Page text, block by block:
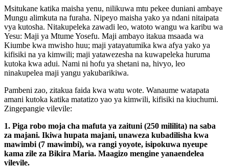
Msitukane katika maisha yenu, nilikuwa mtu pekee duniani ambaye
Mungu alimkuta na furaha. Nipeyo maisha yako ya ndani nitaipata
vya kutosha. Nitakupeleka zawadi leo, watoto wangu wa karibu wa
Yesu: Maji ya Mtume Yosefu. Maji ambayo itakua msaada wa
Kiumbe kwa mwisho huu; maji yatayatumika kwa afya yako ya
kifisiki na ya kimwili; maji yatawezesha na kuwapeleka huruma
kutoka kwa adui. Nami ni hofu ya shetani na, hivyo, leo
ninakupelea maji yangu yakubarikiwa.
Pambeni zao, zitakua faida kwa watu wote. Wanaume watapata
amani kutoka katika matatizo yao ya kimwili, kifisiki na kiuchumi.
Zingepangie vilevile:
1. Piga robo moja cha mafuta ya zaituni (250 mililita) na saba
za majani. Ikiwa hupata majani, unaweza kubadilisha kwa
mawimbi (7 mawimbi), wa rangi yoyote, isipokuwa nyeupe
kama zile za Bikira Maria. Maagizo mengine yanaendelea
vilevile.